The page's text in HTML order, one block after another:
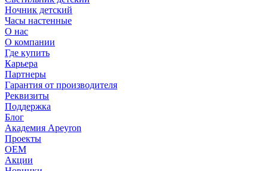
Ночник детский
Часы настенные
О нас
О компании
Где купить
Карьера
Партнеры
Гарантия от производителя
Реквизиты
Поддержка
Блог
Академия Apeyron
Проекты
ОЕМ
Акции